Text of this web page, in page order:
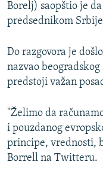
SVE KARTE DEJTONA
Borelj) saopštio je
predsednikom
Do razgovora je
nazvao
predstoji važan
"Želimo da
i pouzdanog
principe, vrednosti,
Borrell na Twitteru.